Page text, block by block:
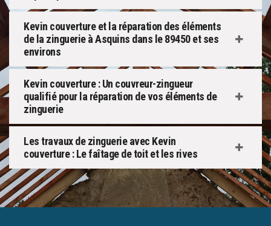
Kevin couverture et la réparation des éléments
de la zinguerie à Asquins dans le 89450 et ses
environs
Kevin couverture : Un couvreur-zingueur
qualifié pour la réparation de vos éléments de
zinguerie
Les travaux de zinguerie avec Kevin
couverture : Le faîtage de toit et les rives